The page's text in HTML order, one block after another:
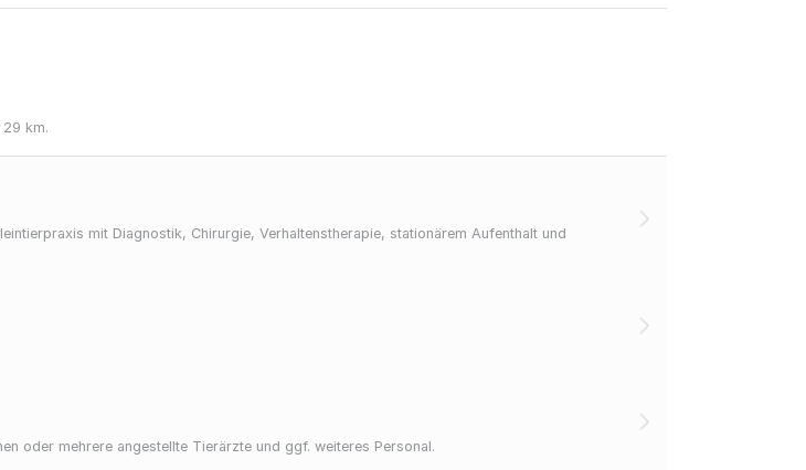
km.
mit Diagnostik, Chirurgie, Verhaltenstherapie, stationärem Aufenthalt und
oder mehrere angestellte Tierärzte und ggf. weiteres Personal.